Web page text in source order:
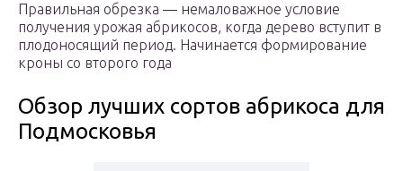
Правильная обрезка — немаловажное условие
получения урожая абрикосов, когда дерево вступит в
плодоносящий период. Начинается формирование
кроны со второго года
Обзор лучших сортов абрикоса для
Подмосковья